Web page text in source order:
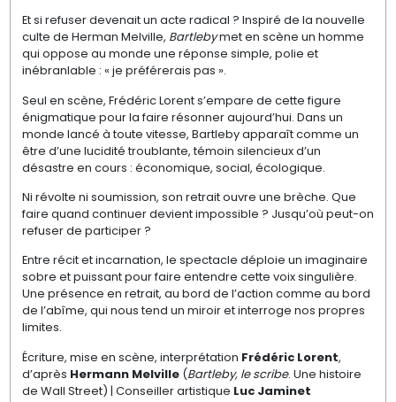
Et si refuser devenait un acte radical ? Inspiré de la nouvelle
culte de Herman Melville, Bartlebymet en scène un homme
qui oppose au monde une réponse simple, polie et
inébranlable : « je préférerais pas ».
Seul en scène, Frédéric Lorent s’empare de cette figure
énigmatique pour la faire résonner aujourd’hui. Dans un
monde lancé à toute vitesse, Bartleby apparaît comme un
être d’une lucidité troublante, témoin silencieux d’un
désastre en cours : économique, social, écologique.
Ni révolte ni soumission, son retrait ouvre une brèche. Que
faire quand continuer devient impossible ? Jusqu’où peut-on
refuser de participer ?
Entre récit et incarnation, le spectacle déploie un imaginaire
sobre et puissant pour faire entendre cette voix singulière.
Une présence en retrait, au bord de l’action comme au bord
de l’abîme, qui nous tend un miroir et interroge nos propres
limites.
Écriture, mise en scène, interprétation Frédéric Lorent,
d’après Hermann Melville(Bartleby, le scribe. Une histoire
de Wall Street) | Conseiller artistique Luc Jaminet